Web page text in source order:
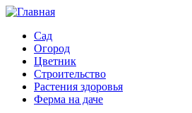
Огород
Цветник
Строительство
Растения здоровья
Ферма на даче
Сад
Огород
Цветник
Строительство
Растения здоровья
Ферма на даче